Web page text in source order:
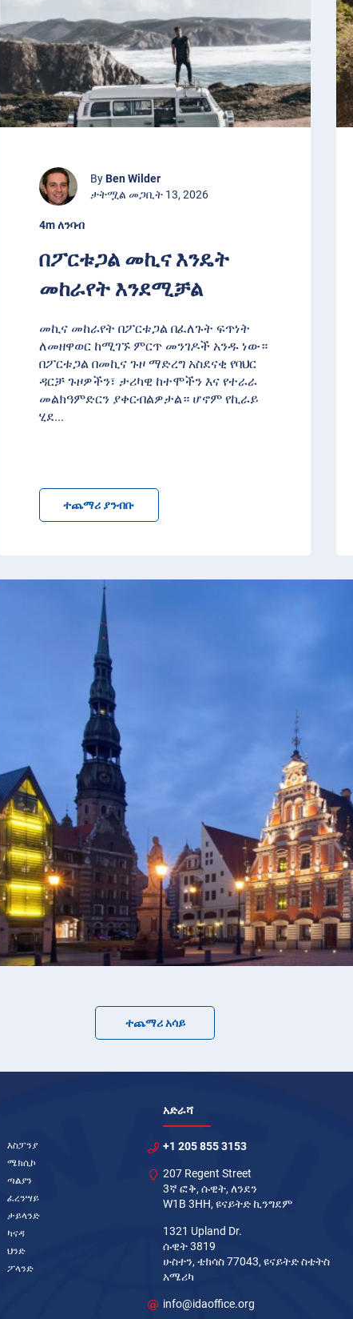
ByBen Wilder
ታትሟል መጋቢት 13, 2026
4m ለንባብ
በፖርቱጋል መኪና እንዴት
መከራየት እንደሚቻል
መኪና መከራየት በፖርቱጋል በፈለጉት ፍጥነት
ለመዘዋወር ከሚገኙ ምርጥ መንገዶች አንዱ ነው።
በፖርቱጋል በመኪና ጉዞ ማድረግ አስደናቂ የባህር
ዳርቻ ጉዞዎችን፣ ታሪካዊ ከተሞችን እና የተራራ
መልክዓምድርን ያቀርብልዎታል። ሆኖም የኪራይ
ሂደ...
ተጨማሪ ያንብቡ
ተጨማሪ አሳይ
እስፓንያ
ሜክሲኮ
ጣልያን
ፈረንሣይ
ታይላንድ
ካናዳ
ህንድ
ፖላንድ
አድራሻ
+1 205 855 3153
207 Regent Street
3ኛ ፎቅ, ሱዊት, ለንደን
W1B 3HH, ዩናይትድ ኪንግደም
1321 Upland Dr.
ሱዊት 3819
ሁስተን, ቴክሳስ 77043, ዩናይትድ ስቴትስ
አሜሪካ
info@idaoffice.org